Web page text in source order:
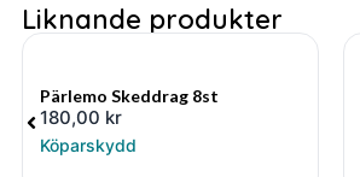
Liknande produkter
Pärlemo Skeddrag 8st
180,00 kr
Köparskydd